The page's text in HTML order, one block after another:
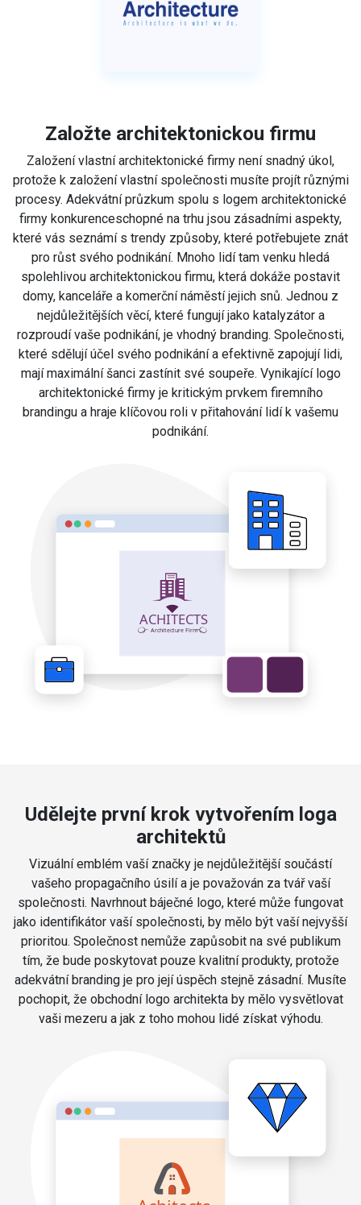
Založte architektonickou firmu
Založení vlastní architektonické firmy není snadný úkol,
protože k založení vlastní společnosti musíte projít různými
procesy. Adekvátní průzkum spolu s logem architektonické
firmy konkurenceschopné na trhu jsou zásadními aspekty,
které vás seznámí s trendy způsoby, které potřebujete znát
pro růst svého podnikání. Mnoho lidí tam venku hledá
spolehlivou architektonickou firmu, která dokáže postavit
domy, kanceláře a komerční náměstí jejich snů. Jednou z
nejdůležitějších věcí, které fungují jako katalyzátor a
rozproudí vaše podnikání, je vhodný branding. Společnosti,
které sdělují účel svého podnikání a efektivně zapojují lidi,
mají maximální šanci zastínit své soupeře. Vynikající logo
architektonické firmy je kritickým prvkem firemního
brandingu a hraje klíčovou roli v přitahování lidí k vašemu
podnikání.
Udělejte první krok vytvořením loga
architektů
Vizuální emblém vaší značky je nejdůležitější součástí
vašeho propagačního úsilí a je považován za tvář vaší
společnosti. Navrhnout báječné logo, které může fungovat
jako identifikátor vaší společnosti, by mělo být vaší nejvyšší
prioritou. Společnost nemůže zapůsobit na své publikum
tím, že bude poskytovat pouze kvalitní produkty, protože
adekvátní branding je pro její úspěch stejně zásadní. Musíte
pochopit, že obchodní logo architekta by mělo vysvětlovat
vaši mezeru a jak z toho mohou lidé získat výhodu.